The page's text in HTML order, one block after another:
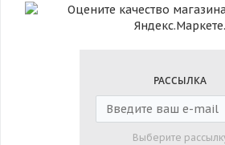
РАССЫЛКА
Выберите